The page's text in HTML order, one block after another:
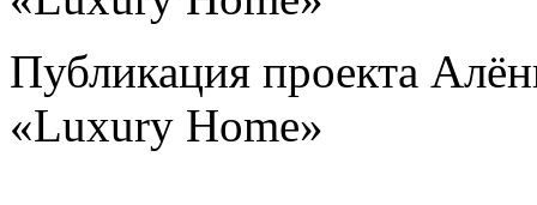
Публикация проекта
«Luxury Home»